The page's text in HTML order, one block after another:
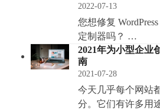
2022-07-13
您想修复
定制器吗？ …
2021年为小型企业
南
2021-07-28
今天几乎每个网站
分。它们有许多用